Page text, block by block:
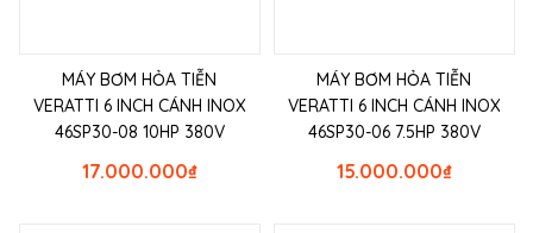
MÁY BƠM HỎA TIỄN
VERATTI 6 INCH CÁNH INOX
46SP30-08 10HP 380V
₫
17.000.000
MÁY BƠM HỎA TIỄN
VERATTI 6 INCH CÁNH INOX
46SP30-06 7.5HP 380V
₫
15.000.000